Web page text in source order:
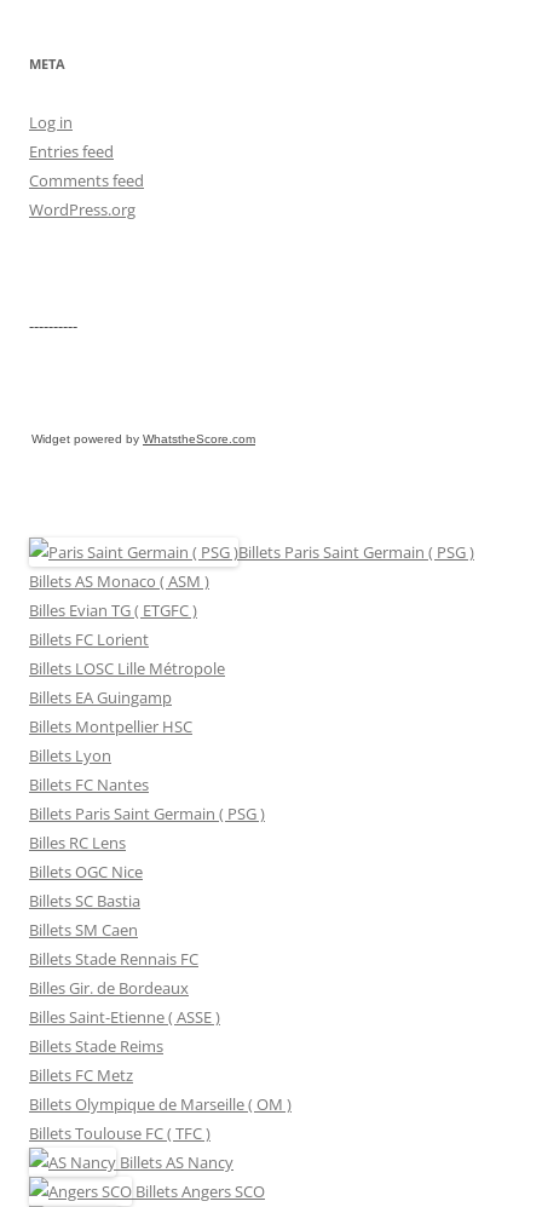
META
Log in
Entries feed
Comments feed
WordPress.org
----------
Widget powered by WhatstheScore.com
Billets Paris Saint Germain ( PSG )
Billets AS Monaco ( ASM )
Billes Evian TG ( ETGFC )
Billets FC Lorient
Billets LOSC Lille Métropole
Billets EA Guingamp
Billets Montpellier HSC
Billets Lyon
Billets FC Nantes
Billets Paris Saint Germain ( PSG )
Billes RC Lens
Billets OGC Nice
Billets SC Bastia
Billets SM Caen
Billets Stade Rennais FC
Billes Gir. de Bordeaux
Billes Saint-Etienne ( ASSE )
Billets Stade Reims
Billets FC Metz
Billets Olympique de Marseille ( OM )
Billets Toulouse FC ( TFC )
BilletsAS Nancy
BilletsAngers SCO